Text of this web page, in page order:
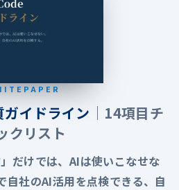
イドライン ｜14項目チ
クリスト
だけでは、AIは使いこなせな
自社のAI活用を点検できる、自